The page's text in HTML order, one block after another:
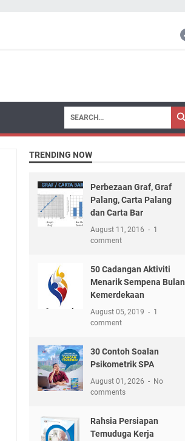
TRENDING NOW
Perbezaan Graf, Graf
Palang, Carta Palang
dan Carta Bar
August 11, 2016
1
comment
50 Cadangan Aktiviti
Menarik Sempena Bulan
Kemerdekaan
August 05, 2019
1
comment
30 Contoh Soalan
Psikometrik SPA
August 01, 2026
No
comments
Rahsia Persiapan
Temuduga Kerja